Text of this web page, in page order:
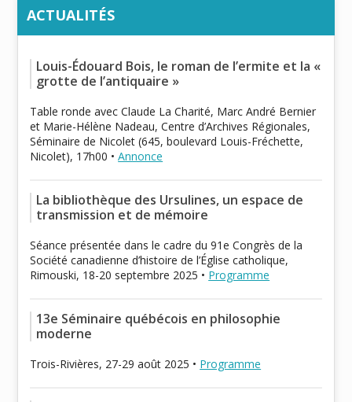
ACTUALITÉS
Louis-Édouard Bois, le roman de l’ermite et la «
grotte de l’antiquaire »
Table ronde avec Claude La Charité, Marc André Bernier
et Marie-Hélène Nadeau, Centre d’Archives Régionales,
Séminaire de Nicolet (645, boulevard Louis-Fréchette,
Nicolet), 17h00 •Annonce
La bibliothèque des Ursulines, un espace de
transmission et de mémoire
Séance présentée dans le cadre du 91e Congrès de la
Société canadienne d’histoire de l’Église catholique,
Rimouski, 18-20 septembre 2025 • Programme
13e Séminaire québécois en philosophie
moderne
Trois-Rivières, 27-29 août 2025 • Programme